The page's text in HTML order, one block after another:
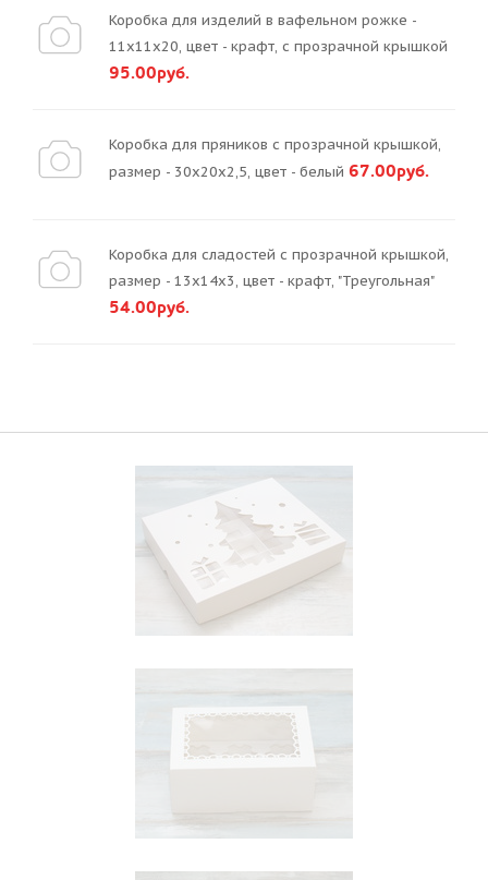
Коробка для изделий в вафельном рожке -
11х11х20, цвет - крафт, с прозрачной крышкой
95.00руб.
Коробка для пряников с прозрачной крышкой,
размер - 30х20х2,5, цвет - белый 67.00руб.
Коробка для сладостей с прозрачной крышкой,
размер - 13х14х3, цвет - крафт, "Треугольная"
54.00руб.